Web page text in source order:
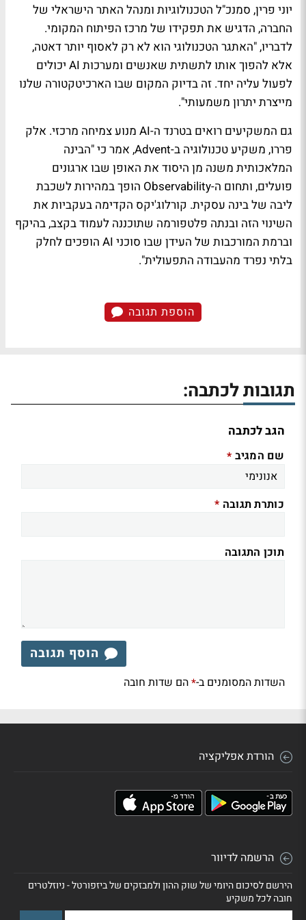
יוני פרין, סמנכ"ל הטכנולוגיות ומנהל האתר הישראלי של
החברה, הדגיש את תפקידו של מרכז הפיתוח המקומי.
לדבריו, "האתגר הטכנולוגי הוא לא רק לאסוף יותר דאטה,
אלא להפוך אותו לתשתית שאנשים ומערכות AI יכולים
לפעול עליה יחד. זה בדיוק המקום שבו הארכיטקטורה שלנו
מייצרת יתרון משמעותי".
גם המשקיעים רואים בטרנד ה-AI מנוע צמיחה מרכזי. אלק
פררו, משקיע טכנולוגיה ב-Advent, אמר כי "הבינה
המלאכותית משנה מן היסוד את האופן שבו ארגונים
פועלים, ותחום ה-Observability הופך במהירות לשכבת
ליבה של בינה עסקית. קורלוג'יקס הקדימה בעקביות את
השינוי הזה ובנתה פלטפורמה שתוכננה לעמוד בקצב, בהיקף
וברמת המורכבות של העידן שבו סוכני AI הופכים לחלק
בלתי נפרד מהעבודה התפעולית".
הוספת תגובה
תגובות לכתבה:
הגב לכתבה
שם המגיב *
כותרת תגובה *
תוכן התגובה
הוסף תגובה
השדות המסומנים ב-*הם שדות חובה
הורדת אפליקציה
הרשמה לדיוור
הירשם לסיכום היומי של שוק ההון ולמבזקים של ביזפורטל - ניוזלטרים
חובה לכל משקיע